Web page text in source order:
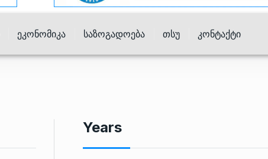
Ეკონომიკა Საზოგადოება Თსუ Კონტაქტი
Years